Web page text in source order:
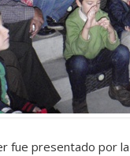
fue presentado por